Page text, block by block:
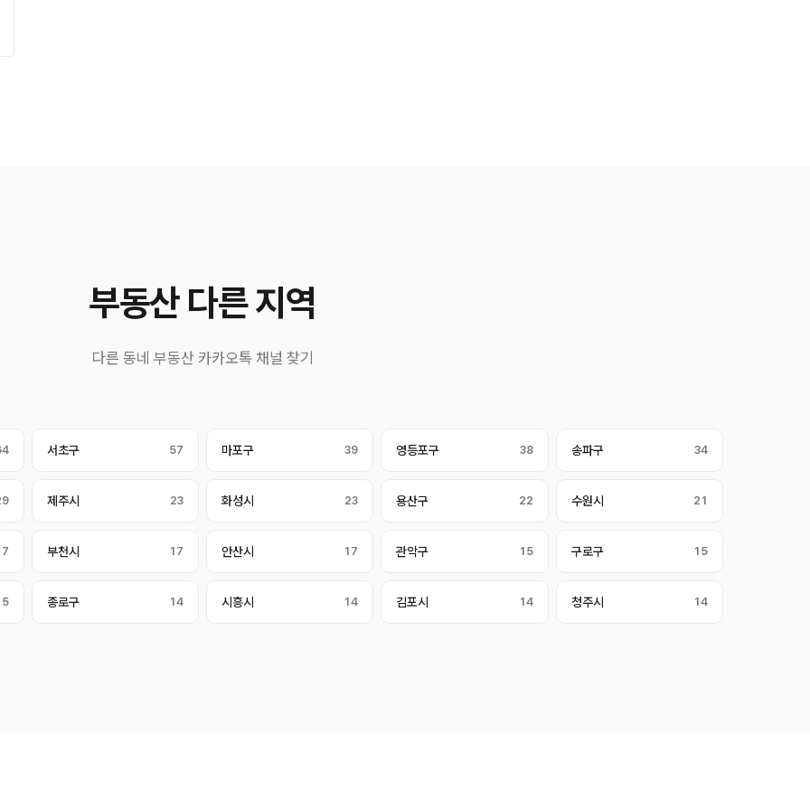
부동산 다른 지역
다른 동네 부동산 카카오톡 채널 찾기
서초구 57 마포구 39 영등포구 38 송파구 34
제주시 23 화성시 23 용산구 22 수원시 21
부천시 17 안산시 17 관악구 15 구로구 15
종로구 14 시흥시 14 김포시 14 청주시 14